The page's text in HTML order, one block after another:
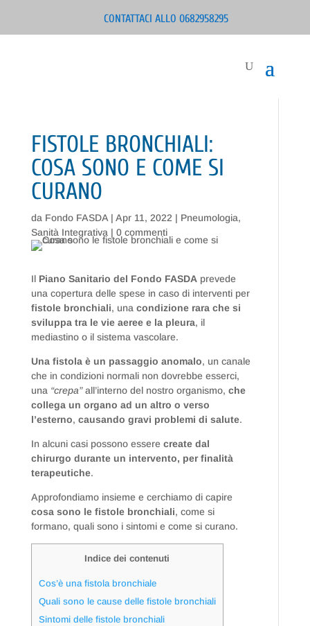
CONTATTACI ALLO 0682958295
FISTOLE BRONCHIALI:
COSA SONO E COME SI
CURANO
da Fondo FASDA| Apr 11, 2022 | Pneumologia,
Sanità Integrativa | 0 commenti
Il Piano Sanitario del Fondo FASDAprevede
una copertura delle spese in caso di interventi per
fistole bronchiali, una condizione rara che si
sviluppa tra le vie aeree e la pleura, il
mediastino o il sistema vascolare.
Una fistola è un passaggio anomalo, un canale
che in condizioni normali non dovrebbe esserci,
una “crepa”all’interno del nostro organismo, che
collega un organo ad un altro o verso
l’esterno, causando gravi problemi di salute.
In alcuni casi possono essere create dal
chirurgo durante un intervento, per finalità
terapeutiche.
Approfondiamo insieme e cerchiamo di capire
cosa sono le fistole bronchiali, come si
formano, quali sono i sintomi e come si curano.
Indice dei contenuti
Cos’è una fistola bronchiale
Quali sono le cause delle fistole bronchiali
Sintomi delle fistole bronchiali